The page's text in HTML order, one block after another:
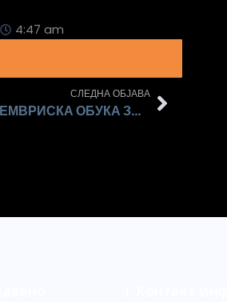
4:47 am
СЛЕДНА ОБЈАВА
СЕПТЕМВРИСКА ОБУКА ЗА ПЛЕТЕЊЕ БРОЈАНИЦИ